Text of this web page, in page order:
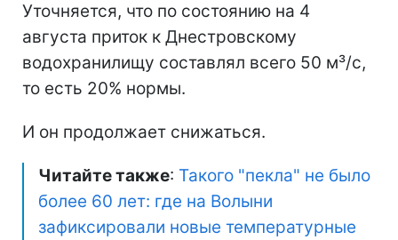
Уточняется, что по состоянию на 4
августа приток к Днестровскому
водохранилищу составлял всего 50 м³/с,
то есть 20% нормы.
И он продолжает снижаться.
Читайте также: Такого "пекла" не было
более 60 лет: где на Волыни
зафиксировали новые температурные